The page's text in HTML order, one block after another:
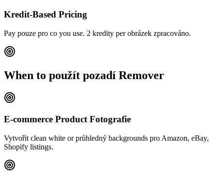
Kredit-Based Pricing
Pay pouze pro co you use. 2 kredity per obrázek zpracováno.
When to použít pozadí Remover
E-commerce Product Fotografie
Vytvořit clean white or průhledný backgrounds pro Amazon, eBay,
Shopify listings.